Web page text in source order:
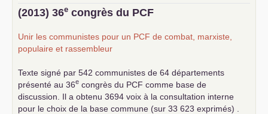
... lire la suite
(2013) 36e congrès du PCF
Unir les communistes pour un PCF de combat, marxiste,
populaire et rassembleur
Texte signé par 542 communistes de 64 départements
présenté au 36e congrès du PCF comme base de
discussion. Il a obtenu 3694 voix à la consultation interne
pour le choix de la base commune (sur 33 623 exprimés) .